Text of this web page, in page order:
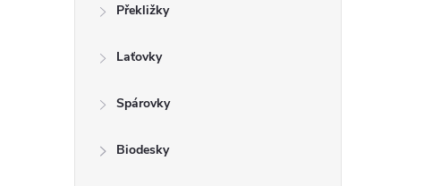
Překližky
Laťovky
Spárovky
Biodesky